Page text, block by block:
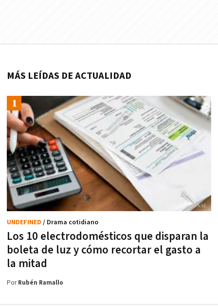
MÁS LEÍDAS DE ACTUALIDAD
Los 10 electrodomésticos que disparan la
boleta de luz y cómo recortar el gasto a
la mitad
UNDEFINED / Drama cotidiano
PorRubén Ramallo